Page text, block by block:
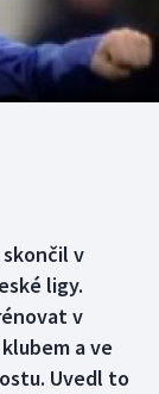
v
ligy.
v
a ve
Uvedl to